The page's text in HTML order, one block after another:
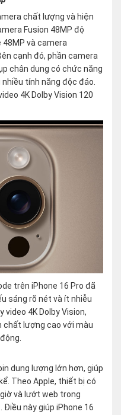
chất lượng và hiện
Fusion 48MP độ
48MP và camera
cạnh đó, phần camera
chân dung có chức năng
tính năng độc đáo.
4K Dolby Vision 120
trên iPhone 16 Pro đã
sáng rõ nét và ít nhiễu
video 4K Dolby Vision,
chất lượng cao với màu
dung lượng lớn hơn, giúp
Theo Apple, thiết bị có
và lướt web trong
Điều này giúp iPhone 16